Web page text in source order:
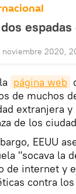
noviembre 2020,
página web
de muchos
extranjera
de los
EEUU
"socava la
de internet y
contra